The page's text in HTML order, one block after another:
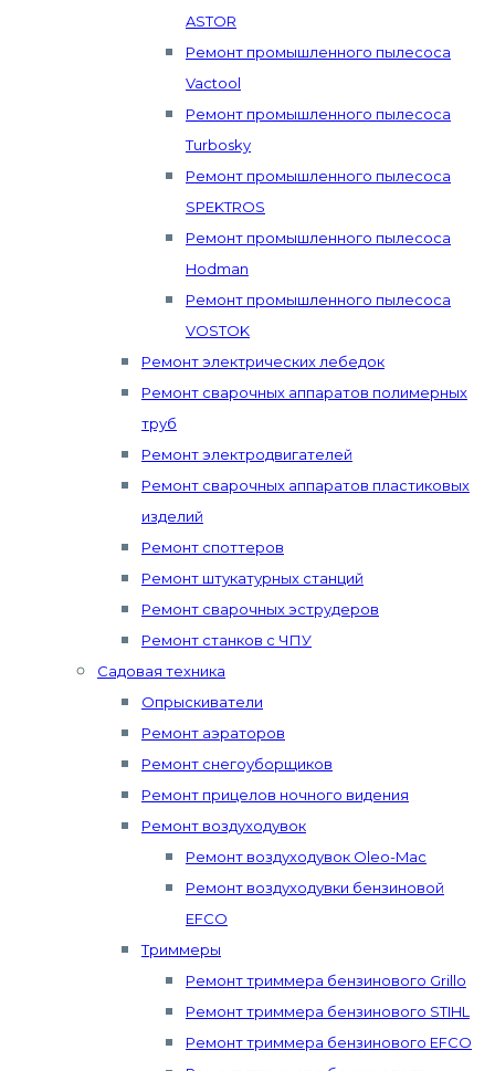
ASTOR
Ремонт промышленного пылесоса
Vactool
Ремонт промышленного пылесоса
Turbosky
Ремонт промышленного пылесоса
SPEKTROS
Ремонт промышленного пылесоса
Hodman
Ремонт промышленного пылесоса
VOSTOK
Ремонт электрических лебедок
Ремонт сварочных аппаратов полимерных
труб
Ремонт электродвигателей
Ремонт сварочных аппаратов пластиковых
изделий
Ремонт споттеров
Ремонт штукатурных станций
Ремонт сварочных эструдеров
Ремонт станков с ЧПУ
Садовая техника
Опрыскиватели
Ремонт аэраторов
Ремонт снегоуборщиков
Ремонт прицелов ночного видения
Ремонт воздуходувок
Ремонт воздуходувок Oleo-Mac
Ремонт воздуходувки бензиновой
EFCO
Триммеры
Ремонт триммера бензинового Grillo
Ремонт триммера бензинового STIHL
Ремонт триммера бензинового EFCO